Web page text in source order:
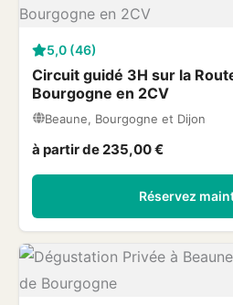
5,0 (46)
Circuit guidé 3H sur la
Bourgogne en 2CV
Beaune, Bourgogne et Dijon
à partir de 235,00 €
Réservez